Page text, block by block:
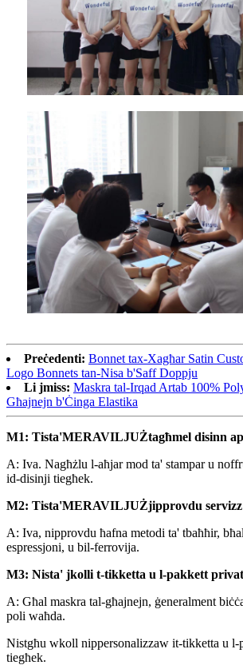
Preċedenti: Bonnet tax-Xagħar Satin
Logo Bonnets tan-Nisa b'Saff Doppju
Li jmiss: Maskra tal-Irqad Artab 100%
Għajnejn b'Ċinga Elastika
M1: Tista'MERAVILJUŻtagħmel disinn
A: Iva. Nagħżlu l-aħjar mod ta' stampar u
id-disinji tiegħek.
M2: Tista'MERAVILJUŻjipprovdu
A: Iva, nipprovdu ħafna metodi ta' tbaħħir,
espressjoni, u bil-ferrovija.
M3: Nista' jkolli t-tikketta u l-pakkett privat
A: Għal maskra tal-għajnejn, ġeneralment
poli waħda.
Nistgħu wkoll nippersonalizzaw it-tikketta u l-
tiegħek.